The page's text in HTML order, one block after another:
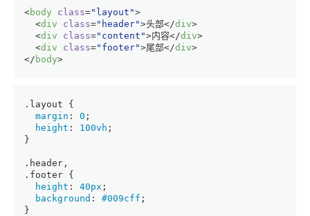
<body class="layout">
<div class="header">头部</div>
<div class="content">内容</div>
<div class="footer">尾部</div>
</ body>
.layout {
margin : 0 ;
height : 100vh ;
}
.header ,
.footer {
height : 40px ;
background : #009cff ;
}